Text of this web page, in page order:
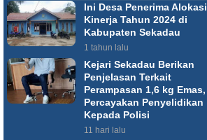
Ini Desa Penerima Alokasi
Kinerja Tahun 2024 di
Kabupaten Sekadau
1 tahun lalu
Kejari Sekadau Berikan
Penjelasan Terkait
Perampasan 1,6 kg Emas,
Percayakan Penyelidikan
Kepada Polisi
11 hari lalu